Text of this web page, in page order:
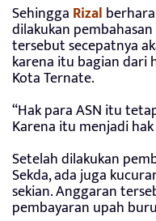
Sehingga Rizal
dilakukan
tersebut secepatnya
karena itu bagian dari
Kota Ternate.
“Hak para ASN itu
Karena itu menjadi
Setelah dilakukan
Sekda, ada juga
sekian. Anggaran
pembayaran upah